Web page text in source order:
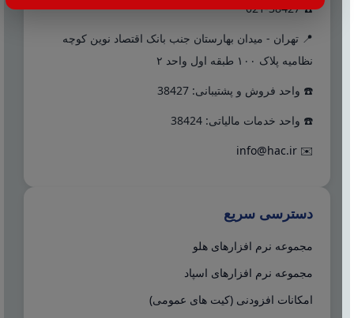
☎️ 021-38427
📍 تهران - میدان بهارستان جنب بانک اقتصاد نوین کوچه
نظامیه پلاک ۱۰۰ طبقه اول واحد ۲
☎️ واحد فروش و پشتیبانی: 38427
☎️ واحد خدمات مالیاتی: 38424
✉️
info@hac.ir
دسترسی سریع
مجموعه نرم افزارهای هلو
مجموعه نرم افزارهای اسپاد
امکانات افزودنی (کیت های عمومی)